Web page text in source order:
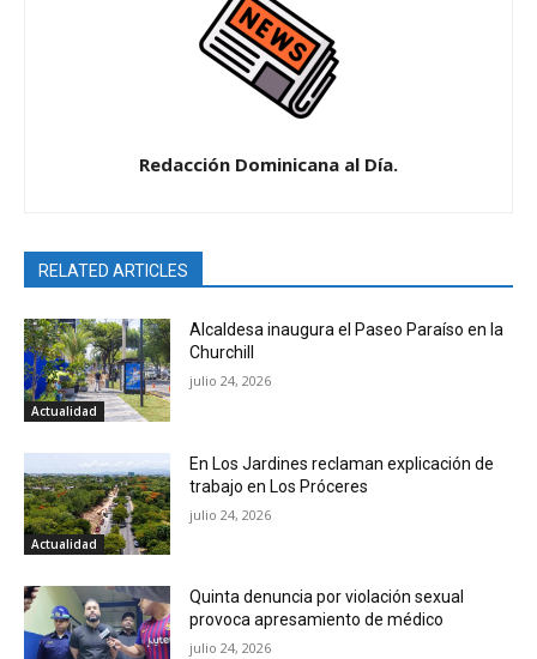
Redacción Dominicana al Día.
RELATED ARTICLES
Actualidad
Alcaldesa inaugura el Paseo Paraíso en la
Churchill
julio 24, 2026
Actualidad
En Los Jardines reclaman explicación de
trabajo en Los Próceres
julio 24, 2026
Quinta denuncia por violación sexual
provoca apresamiento de médico
julio 24, 2026